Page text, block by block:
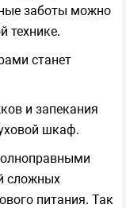
заботы можно
технике.
станет
и запекания
шкаф.
сложных
питания. Так